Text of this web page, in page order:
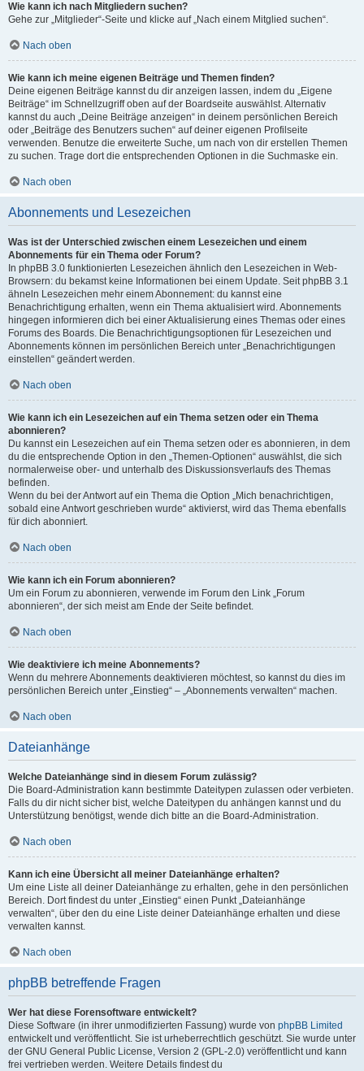
Wie kann ich nach Mitgliedern suchen?
Gehe zur „Mitglieder“-Seite und klicke auf „Nach einem Mitglied suchen“.
Nach oben
Wie kann ich meine eigenen Beiträge und Themen finden?
Deine eigenen Beiträge kannst du dir anzeigen lassen, indem du „Eigene
Beiträge“ im Schnellzugriff oben auf der Boardseite auswählst. Alternativ
kannst du auch „Deine Beiträge anzeigen“ in deinem persönlichen Bereich
oder „Beiträge des Benutzers suchen“ auf deiner eigenen Profilseite
verwenden. Benutze die erweiterte Suche, um nach von dir erstellen Themen
zu suchen. Trage dort die entsprechenden Optionen in die Suchmaske ein.
Nach oben
Abonnements und Lesezeichen
Was ist der Unterschied zwischen einem Lesezeichen und einem
Abonnements für ein Thema oder Forum?
In phpBB 3.0 funktionierten Lesezeichen ähnlich den Lesezeichen in Web-
Browsern: du bekamst keine Informationen bei einem Update. Seit phpBB 3.1
ähneln Lesezeichen mehr einem Abonnement: du kannst eine
Benachrichtigung erhalten, wenn ein Thema aktualisiert wird. Abonnements
hingegen informieren dich bei einer Aktualisierung eines Themas oder eines
Forums des Boards. Die Benachrichtigungsoptionen für Lesezeichen und
Abonnements können im persönlichen Bereich unter „Benachrichtigungen
einstellen“ geändert werden.
Nach oben
Wie kann ich ein Lesezeichen auf ein Thema setzen oder ein Thema
abonnieren?
Du kannst ein Lesezeichen auf ein Thema setzen oder es abonnieren, in dem
du die entsprechende Option in den „Themen-Optionen“ auswählst, die sich
normalerweise ober- und unterhalb des Diskussionsverlaufs des Themas
befinden.
Wenn du bei der Antwort auf ein Thema die Option „Mich benachrichtigen,
sobald eine Antwort geschrieben wurde“ aktivierst, wird das Thema ebenfalls
für dich abonniert.
Nach oben
Wie kann ich ein Forum abonnieren?
Um ein Forum zu abonnieren, verwende im Forum den Link „Forum
abonnieren“, der sich meist am Ende der Seite befindet.
Nach oben
Wie deaktiviere ich meine Abonnements?
Wenn du mehrere Abonnements deaktivieren möchtest, so kannst du dies im
persönlichen Bereich unter „Einstieg“ – „Abonnements verwalten“ machen.
Nach oben
Dateianhänge
Welche Dateianhänge sind in diesem Forum zulässig?
Die Board-Administration kann bestimmte Dateitypen zulassen oder verbieten.
Falls du dir nicht sicher bist, welche Dateitypen du anhängen kannst und du
Unterstützung benötigst, wende dich bitte an die Board-Administration.
Nach oben
Kann ich eine Übersicht all meiner Dateianhänge erhalten?
Um eine Liste all deiner Dateianhänge zu erhalten, gehe in den persönlichen
Bereich. Dort findest du unter „Einstieg“ einen Punkt „Dateianhänge
verwalten“, über den du eine Liste deiner Dateianhänge erhalten und diese
verwalten kannst.
Nach oben
phpBB betreffende Fragen
Wer hat diese Forensoftware entwickelt?
Diese Software (in ihrer unmodifizierten Fassung) wurde von phpBB Limited
entwickelt und veröffentlicht. Sie ist urheberrechtlich geschützt. Sie wurde unter
der GNU General Public License, Version 2 (GPL-2.0) veröffentlicht und kann
frei vertrieben werden. Weitere Details findest du